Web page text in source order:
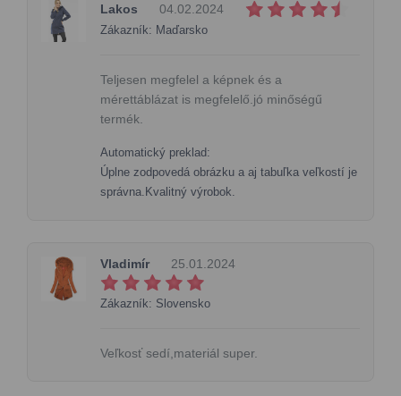
Lakos 04.02.2024
Zákazník: Maďarsko
Teljesen megfelel a képnek és a
mérettáblázat is megfelelő.jó minőségű
termék.
Automatický preklad:
Úplne zodpovedá obrázku a aj tabuľka veľkostí je
správna.Kvalitný výrobok.
Vladimír 25.01.2024
Zákazník: Slovensko
Veľkosť sedí,materiál super.